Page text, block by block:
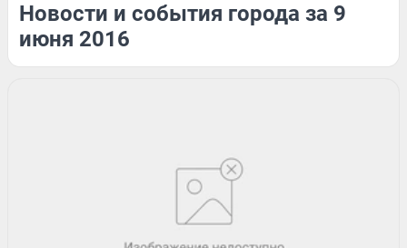
Новости и события города за 9
июня 2016